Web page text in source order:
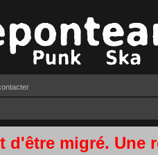
d'être migré. Une